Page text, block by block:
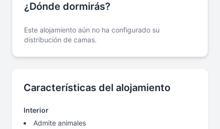
¿Dónde dormirás?
Este alojamiento aún no ha configurado su
distribución de camas.
Características del alojamiento
Interior
Admite animales